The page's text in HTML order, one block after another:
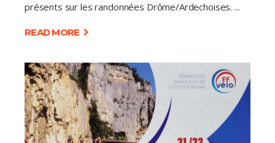
présents sur les randonnées Drôme/Ardechoises.
READ MORE